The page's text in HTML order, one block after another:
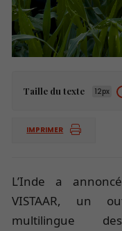
Taille du texte 12px
IMPRIMER
L’Inde a
VISTAAR, un
multilingue